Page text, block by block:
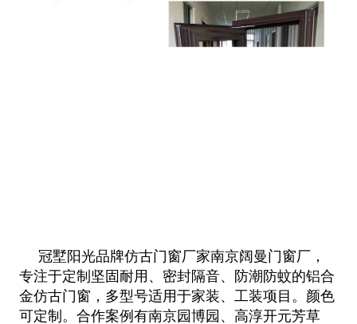
冠墅阳光品牌仿古门窗厂家南京阔曼门窗厂，
专注于定制坚固耐用、密封隔音、防潮防蚊的铝合
金仿古门窗，多型号适用于家装、工装项目。颜色
可定制。合作案例有南京园博园、高淳开元芳草